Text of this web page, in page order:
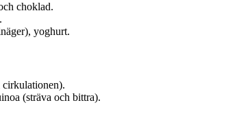
choklad.
yoghurt.
cirkulationen).
(sträva och bittra).